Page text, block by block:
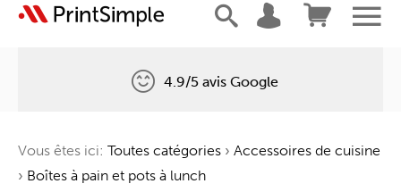
Un arbre pour chaque commande
4.9/5 avis Google
Vous êtes ici: Toutes catégories › Accessoires de cuisine
› Boîtes à pain et pots à lunch